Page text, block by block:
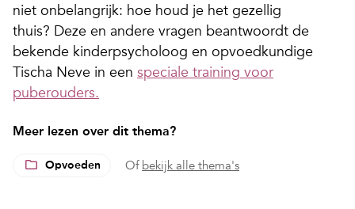
niet onbelangrijk: hoe houd je het gezellig
thuis? Deze en andere vragen beantwoordt de
bekende kinderpsycholoog en opvoedkundige
Tischa Neve in een speciale training voor
puberouders.
Meer lezen over dit thema?
Opvoeden Of bekijk alle thema's